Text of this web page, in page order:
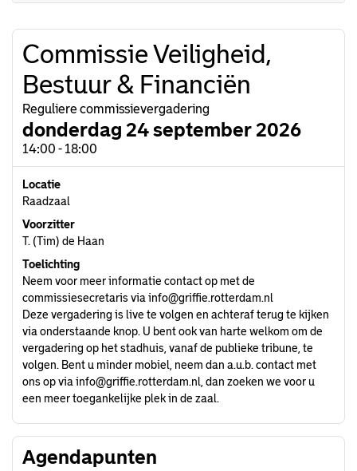
Commissie Veiligheid,
Bestuur & Financiën
Reguliere commissievergadering
donderdag 24 september 2026
14:00 - 18:00
Locatie
Raadzaal
Voorzitter
T. (Tim) de Haan
Toelichting
Neem voor meer informatie contact op met de
commissiesecretaris via info@griffie.rotterdam.nl
Deze vergadering is live te volgen en achteraf terug te kijken
via onderstaande knop. U bent ook van harte welkom om de
vergadering op het stadhuis, vanaf de publieke tribune, te
volgen. Bent u minder mobiel, neem dan a.u.b. contact met
ons op via info@griffie.rotterdam.nl , dan zoeken we voor u
een meer toegankelijke plek in de zaal.
Agendapunten